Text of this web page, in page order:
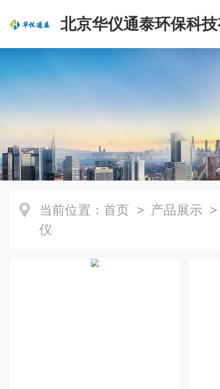
北京华仪通泰环保科
司
当前位置： 首页 > 产品展示
仪